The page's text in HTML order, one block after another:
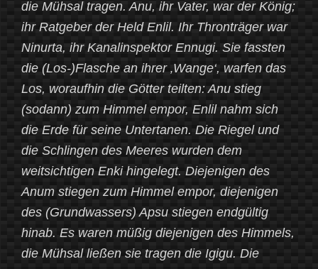
die Mühsal tragen. Anu, ihr Vater, war der König;
ihr Ratgeber der Held Enlil. Ihr Thronträger war
Ninurta, ihr Kanalinspektor Ennugi. Sie fassten
die (Los-)Flasche an ihrer ‚Wange‘, warfen das
Los, woraufhin die Götter teilten: Anu stieg
(sodann) zum Himmel empor, Enlil nahm sich
die Erde für seine Untertanen. Die Riegel und
die Schlingen des Meeres wurden dem
weitsichtigen Enki hingelegt. Diejenigen des
Anum stiegen zum Himmel empor, diejenigen
des (Grundwassers) Apsu stiegen endgültig
hinab. Es waren müßig diejenigen des Himmels,
die Mühsal ließen sie tragen die Igigu. Die